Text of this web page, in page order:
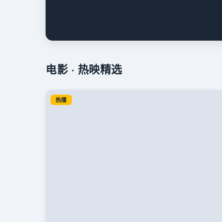
电影 · 热映精选
热播